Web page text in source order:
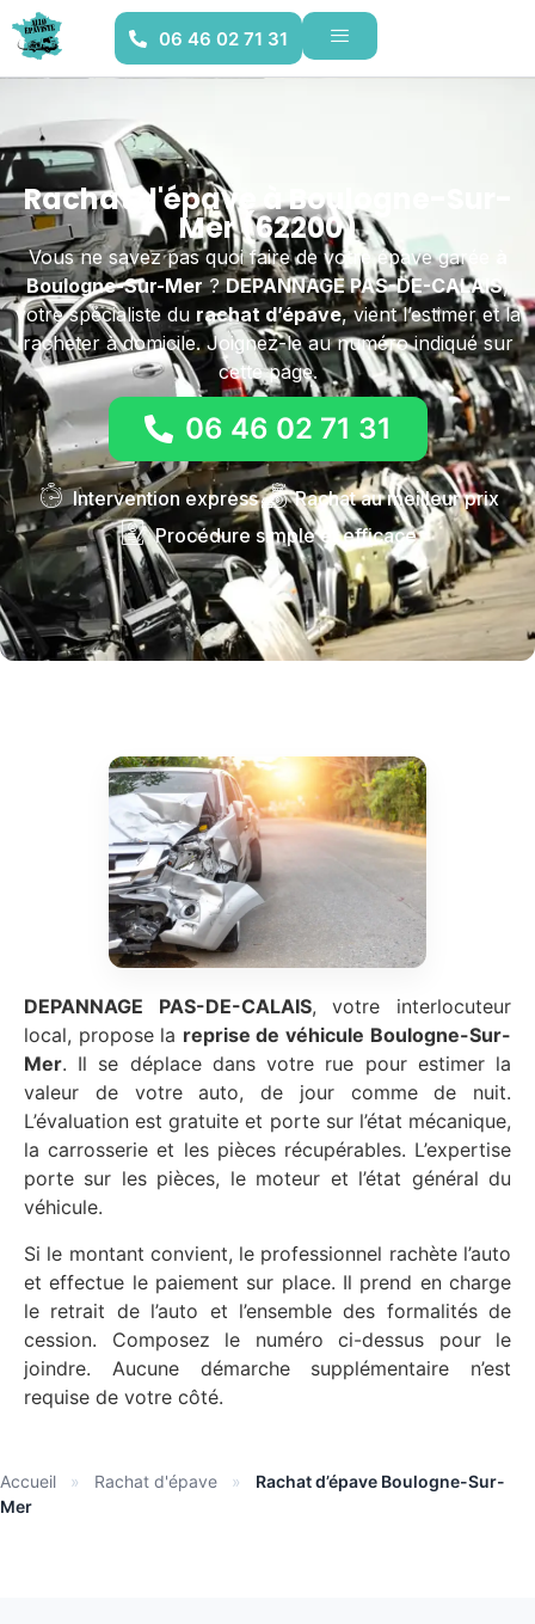
06 46 02 71 31
Rachat d'épave à Boulogne-Sur-
Mer (62200)
Vous ne savez pas quoi faire de votre épave garée
Boulogne-Sur-Mer?DEPANNAGE PAS-DE-CALAIS,
votre spécialiste du rachat d’épave, vient l’estimer et la
racheter à domicile. Joignez-le au numéro indiqué sur
cette page.
06 46 02 71 31
Intervention express
Rachat au meilleur prix
Procédure simple et efficace
DEPANNAGE PAS-DE-CALAIS, votre interlocuteur
local, propose la reprise de véhicule Boulogne-Sur-
Mer. Il se déplace dans votre rue pour estimer la
valeur de votre auto, de jour comme de nuit.
L’évaluation est gratuite et porte sur l’état mécanique,
la carrosserie et les pièces récupérables. L’expertise
porte sur les pièces, le moteur et l’état général du
véhicule.
Si le montant convient, le professionnel rachète l’auto
et effectue le paiement sur place. Il prend en charge
le retrait de l’auto et l’ensemble des formalités de
cession. Composez le numéro ci-dessus pour le
joindre. Aucune démarche supplémentaire n’est
requise de votre côté.
Accueil » Rachat d'épave »
Rachat d’épave Boulogne-Sur-
Mer